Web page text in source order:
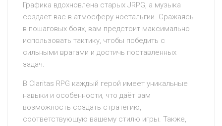
Графика вдохновлена старых JRPG, а музыка
создает вас в атмосферу ностальгии. Сражаясь
в пошаговых боях, вам предстоит максимально
использовать тактику, чтобы победить с
сильными врагами и достичь поставленных
задач.
В Claritas RPG каждый герой имеет уникальные
навыки и особенности, что даёт вам
возможность создать стратегию,
соответствующую вашему стилю игры. Также,